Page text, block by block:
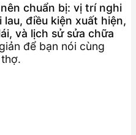
chuẩn bị: vị trí nghi
điều kiện xuất hiện,
và lịch sử sửa chữa
để bạn nói cùng